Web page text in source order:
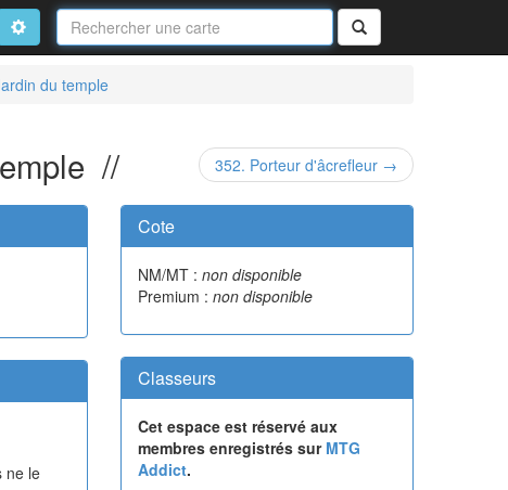
Nom
de
la
carte
Rechercher
Avancé
du temple
// 352. Porteur d'âcrefleur →
ne le
Cote
NM/MT : non disponible
Premium : non disponible
Classeurs
Cet espace est réservé aux
membres enregistrés sur MTG
Addict.